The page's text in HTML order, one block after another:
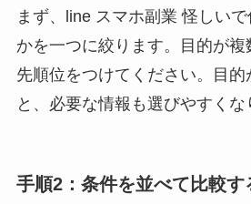
まず、line スマホ副業 怪しい
かを一つに絞ります。目的が
先順位をつけてください。目的
と、必要な情報も選びやすくな
手順2：条件を並べて比較す